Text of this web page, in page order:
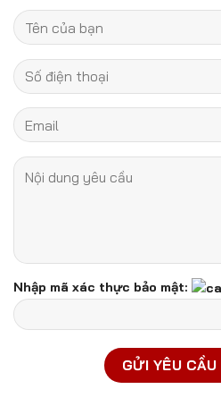
Nhập mã xác thực bảo mật: